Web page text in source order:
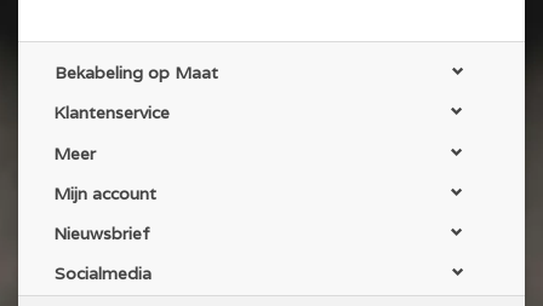
Kabelbinder: Standaard voorzien van een
klittenband kabelbinder
ringen aan de connectoren
Deze kabel is ook leverbaar op Schill kabelhaspels.
Bekabeling op Maat
Klantenservice
Meer
Mijn account
Nieuwsbrief
Socialmedia